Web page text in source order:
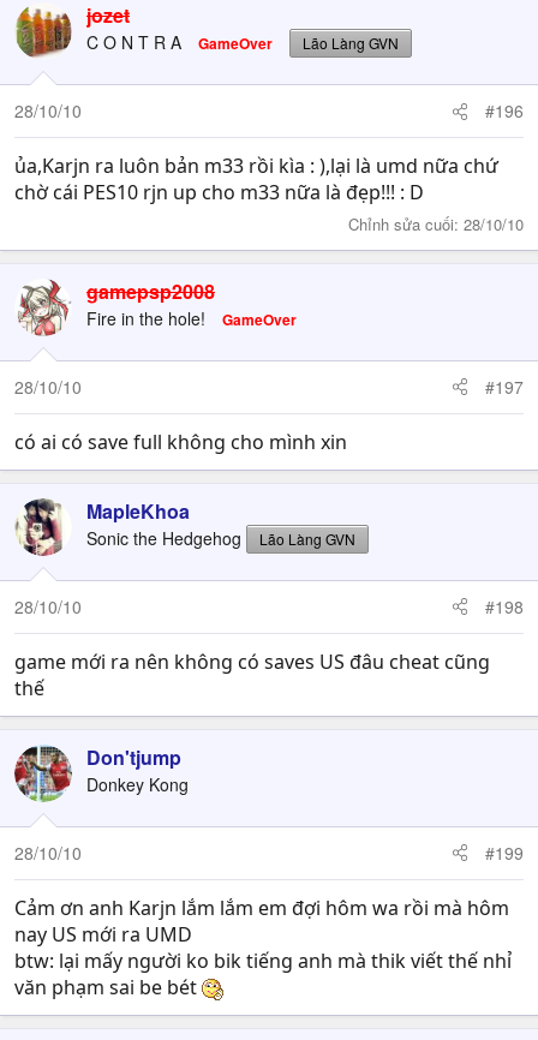
jozet
C O N T R A GameOver Lão Làng GVN
28/10/10 #196
ủa,Karjn ra luôn bản m33 rồi kìa : ),lại là umd nữa chứ
chờ cái PES10 rjn up cho m33 nữa là đẹp!!! : D
Chỉnh sửa cuối: 28/10/10
gamepsp2008
Fire in the hole! GameOver
28/10/10 #197
có ai có save full không cho mình xin
MapleKhoa
Sonic the Hedgehog Lão Làng GVN
28/10/10 #198
game mới ra nên không có saves US đâu cheat cũng
thế
Don'tjump
Donkey Kong
28/10/10 #199
Cảm ơn anh Karjn lắm lắm em đợi hôm wa rồi mà hôm
nay US mới ra UMD
btw: lại mấy người ko bik tiếng anh mà thik viết thế nhỉ
văn phạm sai be bét